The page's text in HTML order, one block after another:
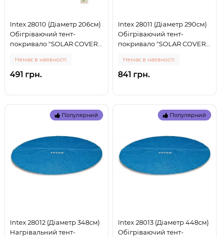
Intex 28010 (Діаметр 206см)
Обігріваючий тент-
покривало "SOLAR COVER"
Немає в наявності
491 грн.
Intex 28011 (Діаметр 290см)
Обігріваючий тент-
покривало "SOLAR COVER"
Немає в наявності
841 грн.
Популярний
Intex 28012 (Діаметр 348см)
Нагрівальний тент-
Популярний
Intex 28013 (Діаметр 448см)
Обігріваючий тент-